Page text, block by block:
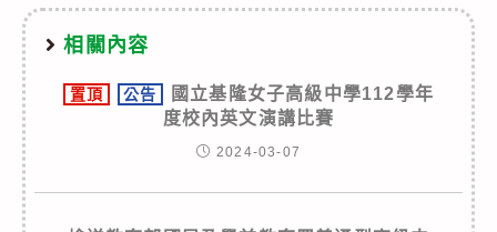
相關內容
置頂 公告
國立基隆女子高級中學112學年
度校內英文演講比賽
2024-03-07